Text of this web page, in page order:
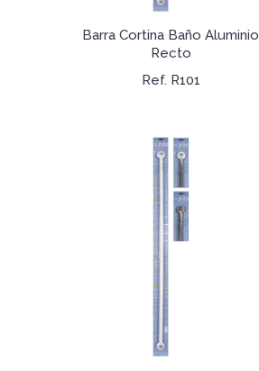
Barra Cortina Baño Aluminio
Recto
Ref. R101